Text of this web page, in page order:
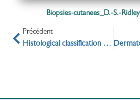
Biopsies-cutanees_D.-S.-Ridley
Précédent
Histological classification of leprosy (Ridley D.S., Bull WHO, 1974)